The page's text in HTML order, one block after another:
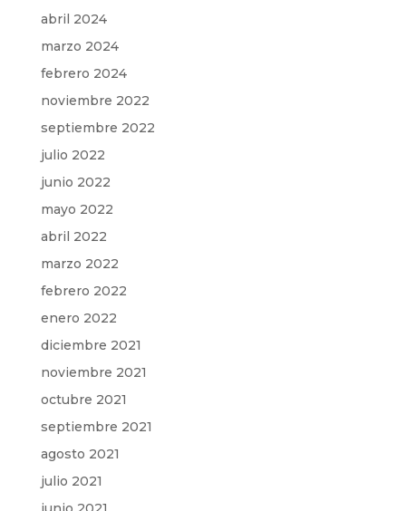
abril 2024
marzo 2024
febrero 2024
noviembre 2022
septiembre 2022
julio 2022
junio 2022
mayo 2022
abril 2022
marzo 2022
febrero 2022
enero 2022
diciembre 2021
noviembre 2021
octubre 2021
septiembre 2021
agosto 2021
julio 2021